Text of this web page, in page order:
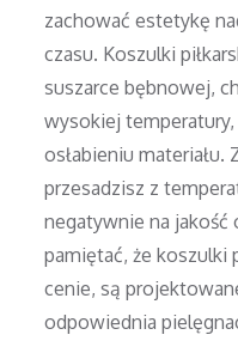
zachować estetykę
czasu. Koszulki
suszarce bębnowej,
wysokiej
osłabieniu materiału.
przesadzisz z
negatywnie na jakość
pamiętać, że koszulki
cenie, są
odpowiednia